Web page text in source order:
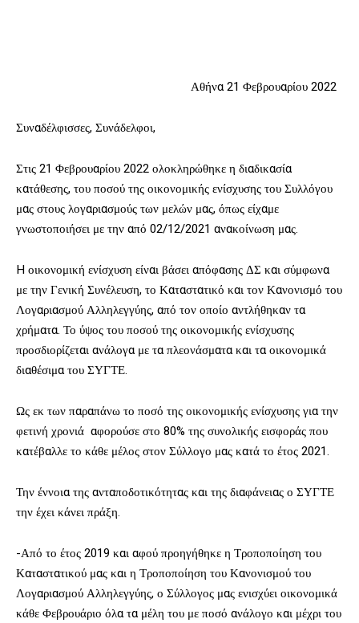
Αθήνα 21 Φεβρουαρίου 2022
Συναδέλφισσες, Συνάδελφοι,
Στις 21 Φεβρουαρίου 2022 ολοκληρώθηκε η διαδικασία
κατάθεσης, του ποσού της οικονομικής ενίσχυσης του Συλλόγου
μας στους λογαριασμούς των μελών μας, όπως είχαμε
γνωστοποιήσει με την από 02/12/2021 ανακοίνωση μας.
H οικονομική ενίσχυση είναι βάσει απόφασης ΔΣ και σύμφωνα
με την Γενική Συνέλευση, το Καταστατικό και τον Κανονισμό του
Λογαριασμού Αλληλεγγύης, από τον οποίο αντλήθηκαν τα
χρήματα. Το ύψος του ποσού της οικονομικής ενίσχυσης
προσδιορίζεται ανάλογα με τα πλεονάσματα και τα οικονομικά
διαθέσιμα του ΣΥΓΤΕ.
Ως εκ των παραπάνω το ποσό της οικονομικής ενίσχυσης για την
φετινή χρονιά αφορούσε στο 80% της συνολικής εισφοράς που
κατέβαλλε το κάθε μέλος στον Σύλλογο μας κατά το έτος 2021.
Την έννοια της ανταποδοτικότητας και της διαφάνειας ο ΣΥΓΤΕ
την έχει κάνει πράξη.
-Από το έτος 2019 και αφού προηγήθηκε η Τροποποίηση του
Καταστατικού μας και η Τροποποίηση του Κανονισμού του
Λογαριασμού Αλληλεγγύης, ο Σύλλογος μας ενισχύει οικονομικά
κάθε Φεβρουάριο όλα τα μέλη του με ποσό ανάλογο και μέχρι του